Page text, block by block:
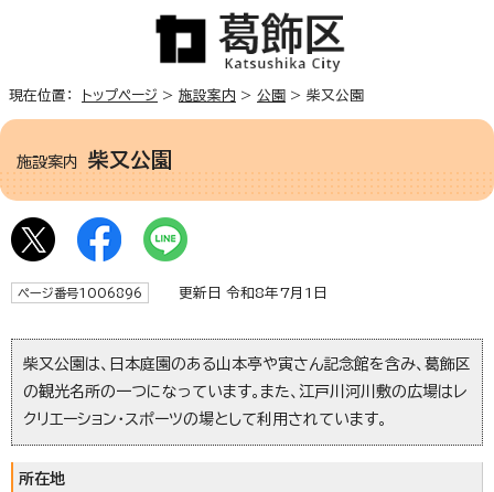
現在位置： トップページ > 施設案内 > 公園 > 柴又公園
施設案内 柴又公園
ページ番号1006896 更新日 令和8年7月1日
柴又公園は、日本庭園のある山本亭や寅さん記念館を含み、葛飾区
の観光名所の一つになっています。また、江戸川河川敷の広場はレ
クリエーション・スポーツの場として利用されています。
所在地